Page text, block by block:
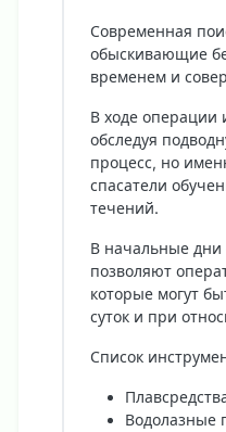
Современная
обыскивающие
временем и
В ходе операции
обследуя
процесс, но
спасатели
течений.
В начальные дни
позволяют
которые могут
суток и при
Список
Водолазные